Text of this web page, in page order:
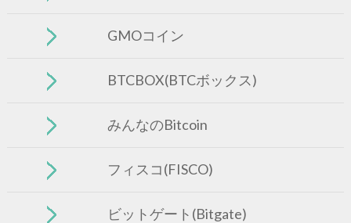
GMOコイン
BTCBOX(BTCボックス)
みんなのBitcoin
フィスコ(FISCO)
ビットゲート(Bitgate)